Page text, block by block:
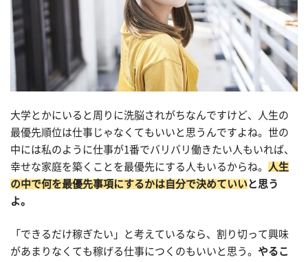
大学とかにいると周りに洗脳されがちなんですけど、人生の
最優先順位は仕事じゃなくてもいいと思うんですよね。世の
中には私のように仕事が1番でバリバリ働きたい人もいれば、
幸せな家庭を築くことを最優先にする人もいるからね。
人生
の中で何を最優先事項にするかは自分で決めていいと思う
よ。
「できるだけ稼ぎたい」と考えているなら、割り切って興味
があまりなくても稼げる仕事につくのもいいと思う。 やるこ